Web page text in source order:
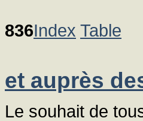
836Index Table
et auprès
Le souhait de